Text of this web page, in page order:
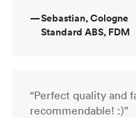
—Sebastian, Cologne
Standard ABS, FDM
“Perfect quality and
recommendable! :)”